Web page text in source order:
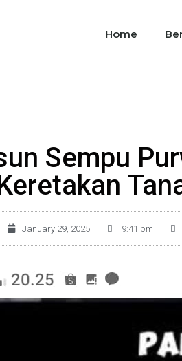
Home
Sempu
January 29, 2025 9:41 pm